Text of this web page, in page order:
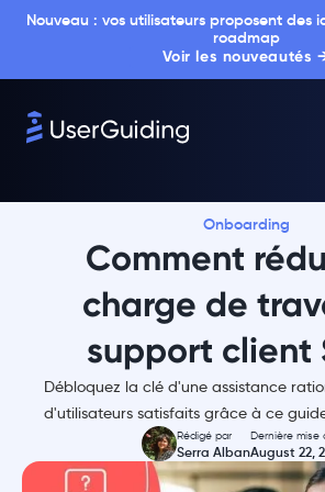
Nouveau : vos utilisateurs proposent des
roadmap
Voir les nouveautés
Onboarding
Comment
charge de
support client
Débloquez la clé d'une assistance
d'utilisateurs satisfaits grâce à ce
Rédigé par
Serra Alban
Dernière mise
August 22,